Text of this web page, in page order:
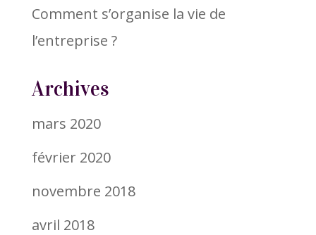
Comment s’organise la vie de
l’entreprise ?
Archives
mars 2020
février 2020
novembre 2018
avril 2018